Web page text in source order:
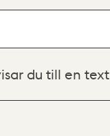
du till en text